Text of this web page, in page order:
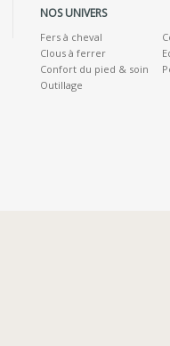
NOS UNIVERS
Fers à cheval
Clous à ferrer
Confort du pied & soin
Outillage